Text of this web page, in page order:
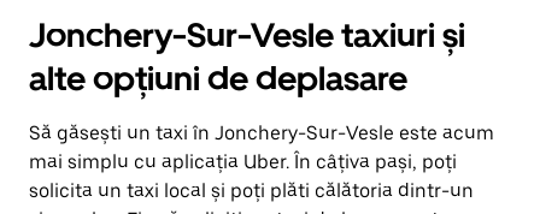
Jonchery-Sur-Vesle taxiuri și
alte opțiuni de deplasare
Să găsești un taxi în Jonchery-Sur-Vesle este acum
mai simplu cu aplicația Uber. În câțiva pași, poți
solicita un taxi local și poți plăti călătoria dintr-un